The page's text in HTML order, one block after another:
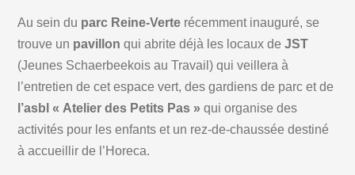
Au sein du parc Reine-Verte récemment inauguré, se
trouve un pavillon qui abrite déjà les locaux deJST
(Jeunes Schaerbeekois au Travail) qui veillera à
l’entretien de cet espace vert, des gardiens de parc et de
l’asbl « Atelier des Petits Pas » qui organise des
activités pour les enfants et un rez-de-chaussée destiné
à accueillir de l’Horeca.